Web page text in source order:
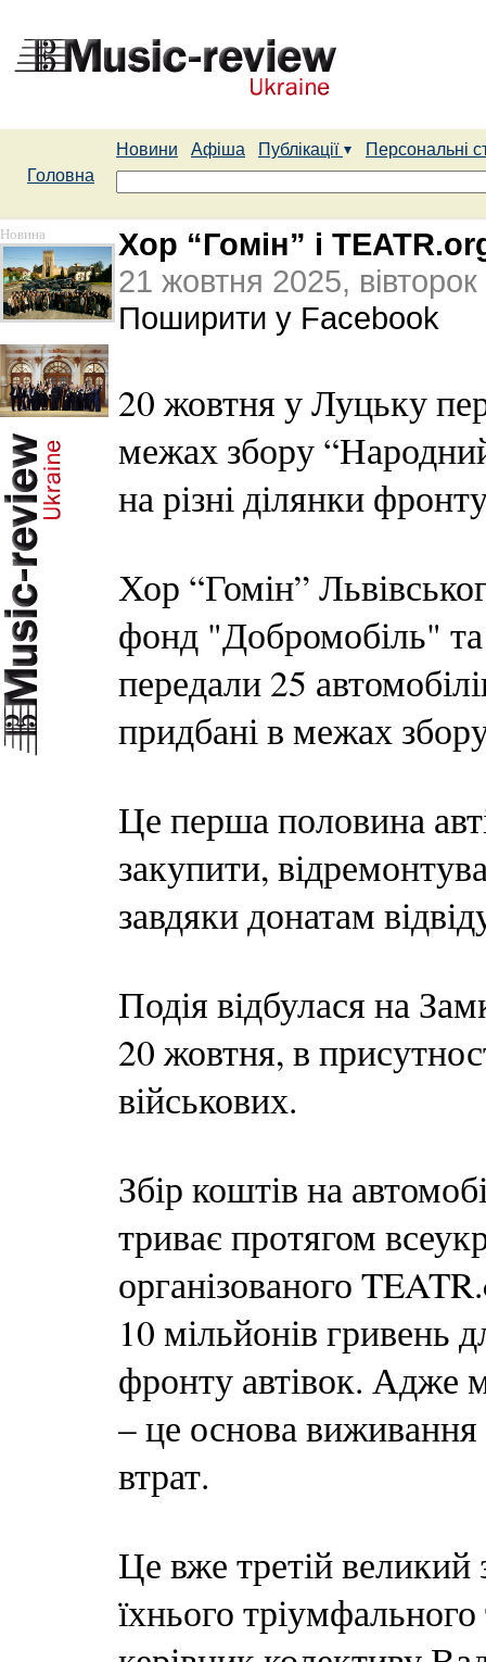
Новини Афіша Публікації
Персональні
Головна
Новина
Хор “Гомін” і
21 жовтня 2025, вівторок
Поширити у Facebook
20 жовтня у Луцьку
межах збору
на різні ділянки
Хор “Гомін”
фонд "Добромобіль"
передали 25
придбані в межах
Це перша половина
закупити,
завдяки донатам
Подія відбулася на
20 жовтня, в
військових.
Збір коштів на
триває протягом
організованого
10 мільйонів гривень
фронту автівок. Адже
– це основа виживання
втрат.
Це вже третій великий
їхнього